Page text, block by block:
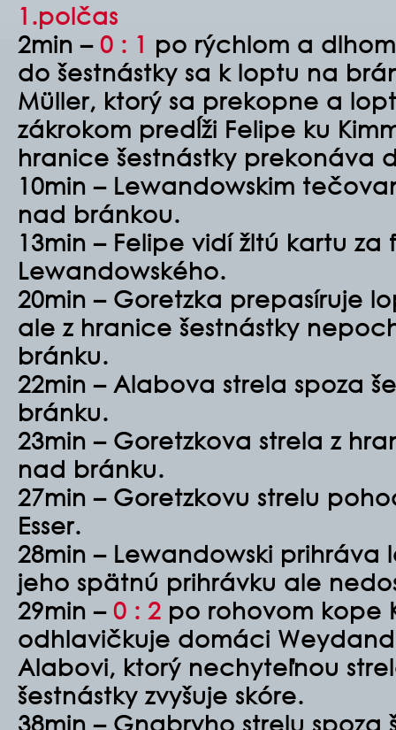
1.polčas
2min – 0 : 1 po rýchlom a
do šestnástky sa k loptu na
Müller, ktorý sa prekopne a
zákrokom predĺži Felipe ku
hranice šestnástky prekonáva
10min – Lewandowskim
nad bránkou.
13min – Felipe vidí žltú kartu za
Lewandowského.
20min – Goretzka prepasíruje
ale z hranice šestnástky
bránku.
22min – Alabova strela spoza
bránku.
23min – Goretzkova strela z
nad bránku.
27min – Goretzkovu strelu
Esser.
28min – Lewandowski
jeho spätnú prihrávku ale
29min – 0 : 2 po rohovom kope
odhlavičkuje domáci
Alabovi, ktorý nechyteľnou
šestnástky zvyšuje skóre.
38min – Gnabryho strelu spoza